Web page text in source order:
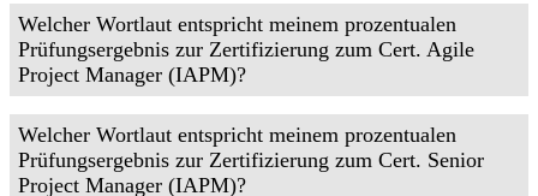
Welcher Wortlaut entspricht meinem prozentualen
Prüfungsergebnis zur Zertifizierung zum Cert. Agile
Project Manager (IAPM)?
Welcher Wortlaut entspricht meinem prozentualen
Prüfungsergebnis zur Zertifizierung zum Cert. Senior
Project Manager (IAPM)?